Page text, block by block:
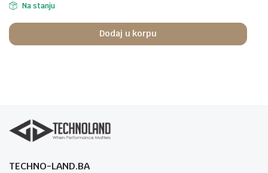
Na stanju
Dodaj u korpu
TECHNO-LAND.BA